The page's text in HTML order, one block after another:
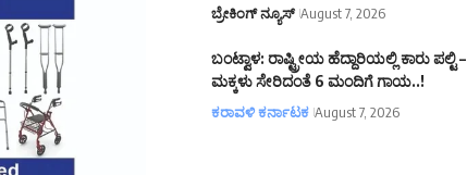
ಬ್ರೇಕಿಂಗ್ ನ್ಯೂಸ್ August 7, 2026
ಬಂಟ್ವಾಳ: ರಾಷ್ಟ್ರೀಯ ಹೆದ್ದಾರಿಯಲ್ಲಿ ಕಾರು ಪಲ್ಟಿ –
ಮಕ್ಕಳು ಸೇರಿದಂತೆ 6 ಮಂದಿಗೆ ಗಾಯ..!
ಕರಾವಳಿ ಕರ್ನಾಟಕ August 7, 2026